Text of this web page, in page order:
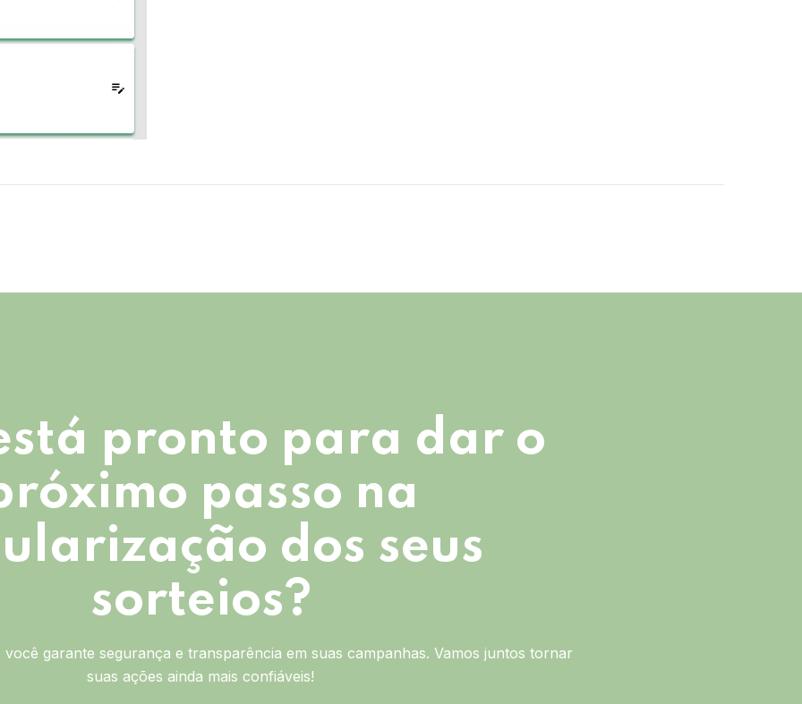
pronto para dar o
passo na
dos seus
sorteios?
garante segurança e transparência em suas campanhas. Vamos juntos tornar
suas ações ainda mais confiáveis!